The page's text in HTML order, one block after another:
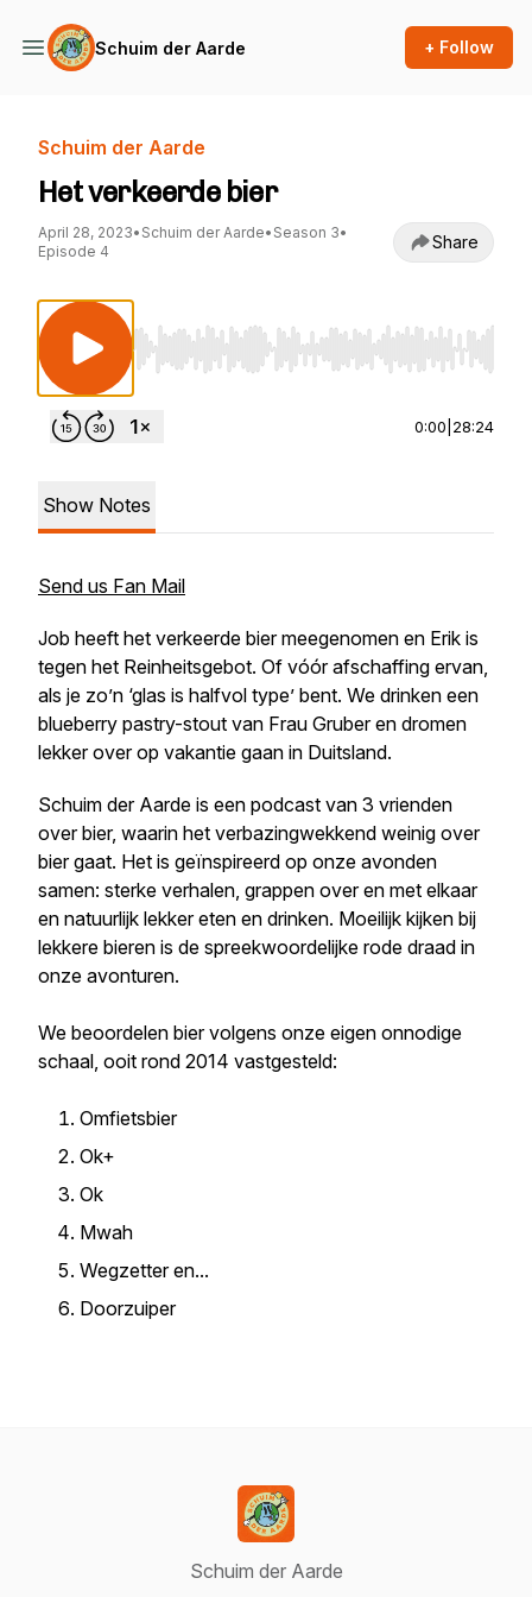
Schuim der Aarde + Follow
Schuim der Aarde
Het verkeerde bier
April 28, 2023• Schuim der Aarde• Season 3•
Episode 4
Share
Use Left/Right to seek, Home/End to jump
0:00 28:24
Show Notes
Send us Fan Mail
Job heeft het verkeerde bier meegenomen en Erik is
tegen het Reinheitsgebot. Of vóór afschaffing ervan,
als je zo’n ‘glas is halfvol type’ bent. We drinken een
blueberry pastry-stout van Frau Gruber en dromen
lekker over op vakantie gaan in Duitsland.
Schuim der Aarde is een podcast van 3 vrienden
over bier, waarin het verbazingwekkend weinig over
bier gaat. Het is geïnspireerd op onze avonden
samen: sterke verhalen, grappen over en met elkaar
en natuurlijk lekker eten en drinken. Moeilijk kijken bij
lekkere bieren is de spreekwoordelijke rode draad in
onze avonturen.
We beoordelen bier volgens onze eigen onnodige
schaal, ooit rond 2014 vastgesteld:
Omfietsbier
Ok+
Ok
Mwah
Wegzetter en...
Doorzuiper
Schuim der Aarde